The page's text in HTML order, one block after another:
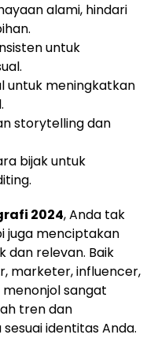
alami, hindari
untuk
untuk meningkatkan
storytelling dan
bijak untuk
2024, Anda tak
juga menciptakan
dan relevan. Baik
marketer, influencer,
sangat
tren dan
identitas Anda.